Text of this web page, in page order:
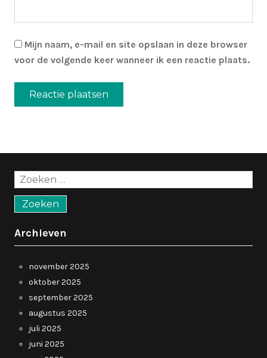
Mijn naam, e-mail en site opslaan in deze browser
voor de volgende keer wanneer ik een reactie plaats.
Zoeken
naar:
Archieven
november 2025
oktober 2025
september 2025
augustus 2025
juli 2025
juni 2025